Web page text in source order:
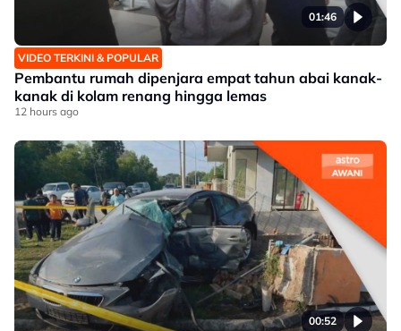
01:46
VIDEO TERKINI & POPULAR
Pembantu rumah dipenjara empat tahun abai kanak-
kanak di kolam renang hingga lemas
12 hours ago
00:52